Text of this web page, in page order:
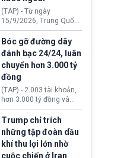
đến ổ dịch Salmonella
khiến ít nhất 110 người
mắc bệnh tại bang
Minnesota.
(TAP) - Từ ngày
15/9/2026, Trung Quốc
áp dụng quy định mới về
quản lý xuất nhập cảnh.
Một hành vi vi phạm giấy
tờ, xuất nhập cảnh trái
phép hay liên quan kiểm
soát công nghệ có thể
khiến công dân Trung
Quốc đối mặt lệnh cấm
xuất cảnh kéo dài tới 3
năm. Trong khi đó, người
nước ngoài sử dụng giấy
tờ giả có nguy cơ bị từ
chối nhập cảnh hoặc
cấm vào Trung Quốc tới
Bóc gỡ đường dây
đánh bạc 24/24, luân
chuyển hơn 3.000 tỷ
đồng
(TAP) - 2.003 tài khoản,
hơn 3.000 tỷ đồng và
một đường dây đánh
bạc xuyên quốc gia vận
hành 24/24 giờ vừa bị
Công an TP. Hải Phòng
(Việt Nam) bóc gỡ.
Trump chỉ trích
những tập đoàn dầu
khí thu lợi lớn nhờ
cuộc chiến ở Iran